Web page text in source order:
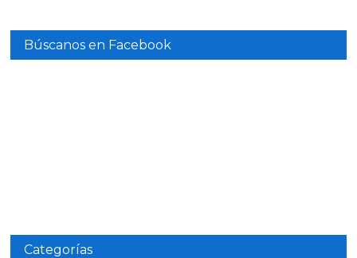
Búscanos en Facebook
Categorías